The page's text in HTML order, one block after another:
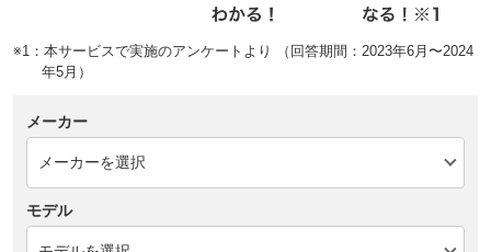
※1：本サービスで実施のアンケートより （回答期間：2023年6月〜2024
年5月）
メーカー
モデル